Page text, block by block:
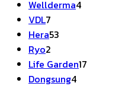
Wellderma44
VDL7
สินค้า
Hera53
Ryo2
สินค้า
Life Garden17
Dongsung44